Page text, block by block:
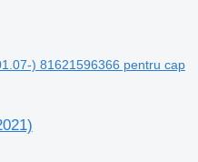
) 81621596366 pentru cap